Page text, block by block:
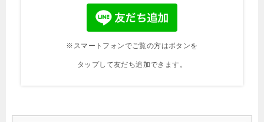
※スマートフォンでご覧の方はボタンを
タップして友だち追加できます。